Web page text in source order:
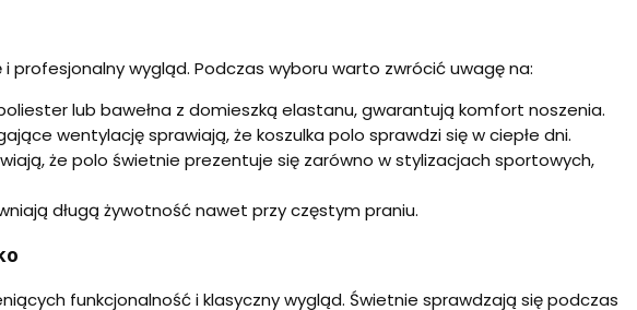
profesjonalny wygląd. Podczas wyboru warto zwrócić uwagę na:
lub bawełna z domieszką elastanu, gwarantują komfort noszenia.
wentylację sprawiają, że koszulka polo sprawdzi się w ciepłe dni.
że polo świetnie prezentuje się zarówno w stylizacjach sportowych,
długą żywotność nawet przy częstym praniu.
funkcjonalność i klasyczny wygląd. Świetnie sprawdzają się podczas